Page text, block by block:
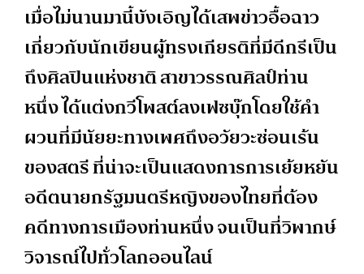
เมื่อไม่นานมานี้บังเอิญได้เสพข่าวอื้อฉาว
เกี่ยวกับนักเขียนผู้ทรงเกียรติที่มีดีกรีเป็น
ถึงศิลปินแห่งชาติ สาขาวรรณศิลป์ท่าน
หนึ่ง ได้แต่งกวีโพสต์ลงเฟซบุ๊กโดยใช้คำ
ผวนที่มีนัยยะทางเพศถึงอวัยวะซ่อนเร้น
ของสตรี ที่น่าจะเป็นแสดงการการเย้ยหยัน
อดีตนายกรัฐมนตรีหญิงของไทยที่ต้อง
คดีทางการเมืองท่านหนึ่ง จนเป็นที่วิพากษ์
วิจารณ์ไปทั่วโลกออนไลน์